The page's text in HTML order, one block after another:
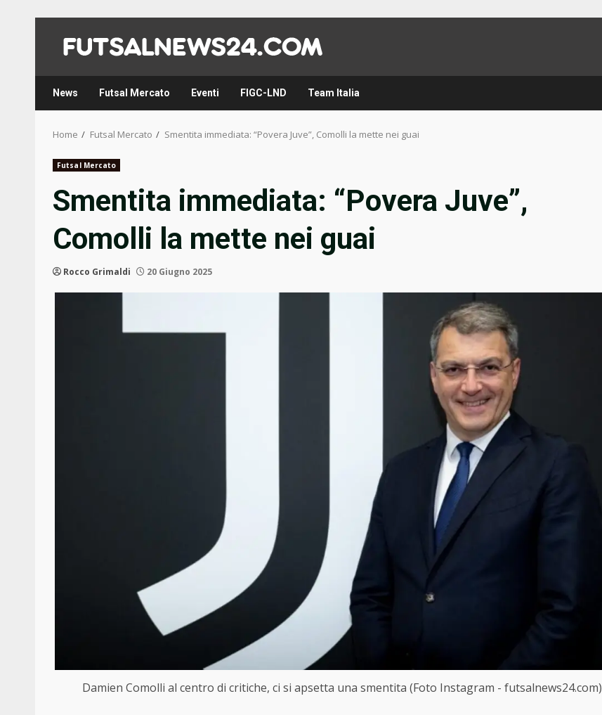
content
News Futsal Mercato Eventi FIGC-LND Team Italia
Home Futsal Mercato Smentita immediata: “Povera Juve”, Comolli la mette nei guai
Futsal Mercato
Smentita immediata: “Povera Juve”,
Comolli la mette nei guai
Rocco Grimaldi 20 Giugno 2025
Damien Comolli al centro di critiche, ci si apsetta una smentita (Foto Instagram - futsalnews24.com)